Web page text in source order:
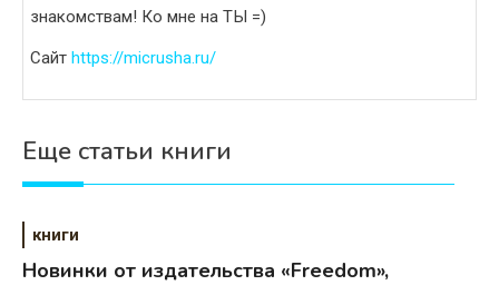
знакомствам! Ко мне на ТЫ =)
Сайт https://micrusha.ru/
Еще статьи книги
книги
Новинки от издательства «Freedom»,